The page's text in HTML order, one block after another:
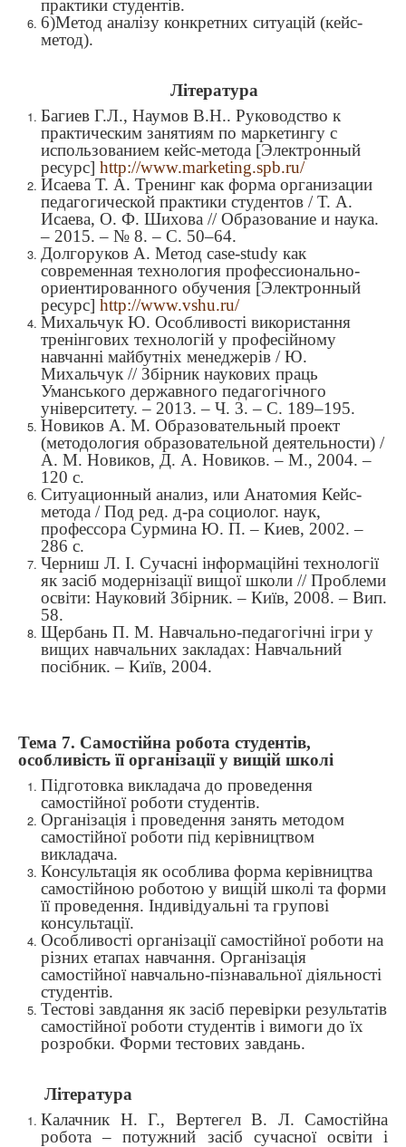
практики студентів.
6)Метод аналізу конкретних ситуацій (кейс-
метод).
Література
Багиев Г.Л., Наумов В.Н.. Руководство к
практическим занятиям по маркетингу с
использованием кейс-метода [Электронный
ресурс] http://www.marketing.spb.ru/
Исаева Т. А. Тренинг как форма организации
педагогической практики студентов / Т. А.
Исаева, О. Ф. Шихова // Образование и наука.
– 2015.– № 8.– С. 50–64.
Долгоруков А. Метод case-study как
современная технология профессионально-
ориентированного обучения [Электронный
ресурс] http://www.vshu.ru/
Михальчук Ю. Особливості використання
тренінгових технологій у професійному
навчанні майбутніх менеджерів / Ю.
Михальчук // Збірник наукових праць
Уманського державного педагогічного
університету. – 2013. – Ч. 3. – С. 189–195.
Новиков А. М. Образовательный проект
(методология образовательной деятельности) /
А. М. Новиков, Д. А. Новиков. – М., 2004. –
120 с.
Ситуационный анализ, или Анатомия Кейс-
метода / Под ред. д-ра социолог. наук,
профессора Сурмина Ю. П. – Киев, 2002. –
286 с.
Черниш Л. І. Сучасні інформаційні технології
як засіб модернізації вищої школи // Проблеми
освіти: Науковий Збірник. – Київ, 2008. – Вип.
58.
Щербань П. М. Навчально-педагогічні ігри у
вищих навчальних закладах: Навчальний
посібник. – Київ, 2004.
Тема 7. Самостійна робота студентів,
особливість її організації у вищій школі
Підготовка викладача до проведення
самостійної роботи студентів.
Організація і проведення занять методом
самостійної роботи під керівництвом
викладача.
Консультація як особлива форма керівництва
самостійною роботою у вищій школі та форми
її проведення. Індивідуальні та групові
консультації.
Особливості організації самостійної роботи на
різних етапах навчання. Організація
самостійної навчально-пізнавальної діяльності
студентів.
Тестові завдання як засіб перевірки результатів
самостійної роботи студентів і вимоги до їх
розробки. Форми тестових завдань.
Література
Калачник Н. Г., Вертегел В. Л. Самостійна
робота – потужний засіб сучасної освіти і